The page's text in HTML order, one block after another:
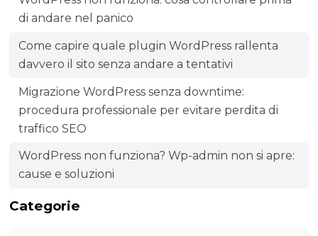
di andare nel panico
Come capire quale plugin WordPress rallenta
davvero il sito senza andare a tentativi
Migrazione WordPress senza downtime:
procedura professionale per evitare perdita di
traffico SEO
WordPress non funziona? Wp-admin non si apre:
cause e soluzioni
Categorie